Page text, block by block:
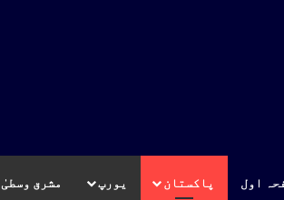
اول پاکستان یورپ مشرق وسطیٰ